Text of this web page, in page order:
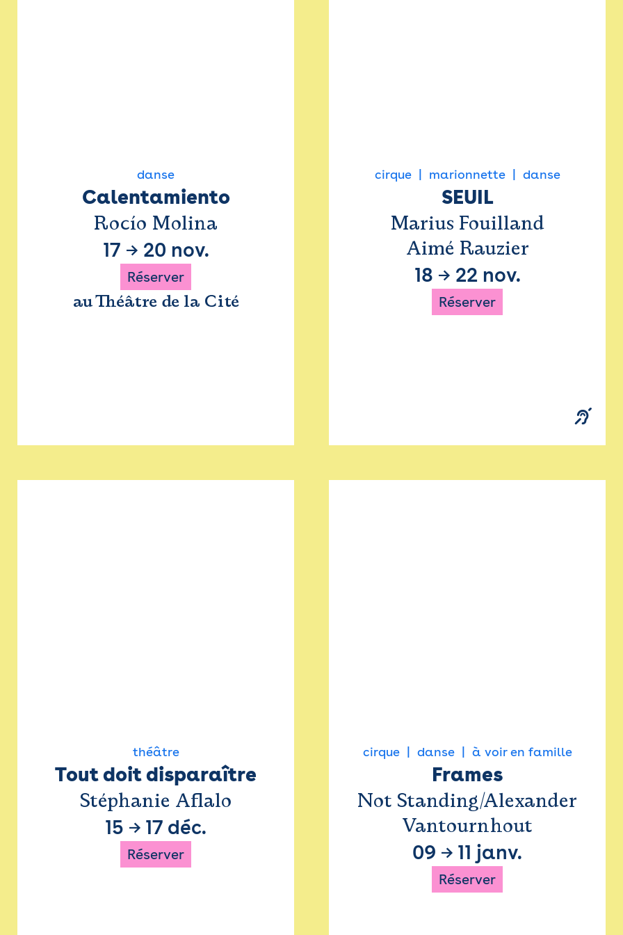
danse
Calentamiento
Rocío Molina
17 → 20 nov.
Réserver
au Théâtre de la Cité
cirque marionnette danse
SEUIL
Marius Fouilland
Aimé Rauzier
18 → 22 nov.
Réserver
théâtre
Tout doit disparaître
Stéphanie Aflalo
15 → 17 déc.
Réserver
cirque danse à voir en famille
Frames
Not Standing/Alexander
Vantournhout
09 → 11 janv.
Réserver